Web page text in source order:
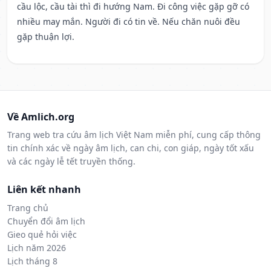
cầu lộc, cầu tài thì đi hướng Nam. Đi công việc gặp gỡ có
nhiều may mắn. Người đi có tin về. Nếu chăn nuôi đều
gặp thuận lợi.
Về Amlich.org
Trang web tra cứu âm lịch Việt Nam miễn phí, cung cấp thông
tin chính xác về ngày âm lịch, can chi, con giáp, ngày tốt xấu
và các ngày lễ tết truyền thống.
Liên kết nhanh
Trang chủ
Chuyển đổi âm lịch
Gieo quẻ hỏi việc
Lịch năm 2026
Lịch tháng 8